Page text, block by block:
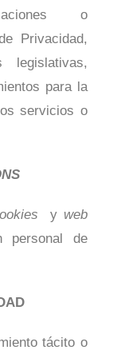
o
Privacidad,
legislativas,
para la
servicios o
y web
personal de
tácito o